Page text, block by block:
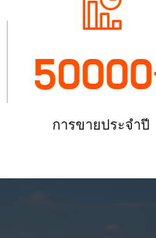
50000
การขายประจำปี